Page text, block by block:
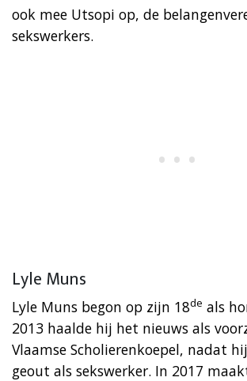
ook mee Utsopi op, de
sekswerkers.
Lyle Muns
Lyle Muns begon op zijn 18de als
2013 haalde hij het nieuws als
Vlaamse Scholierenkoepel, nadat
geout als sekswerker. In 2017